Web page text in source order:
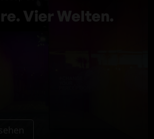
Vier Welten.